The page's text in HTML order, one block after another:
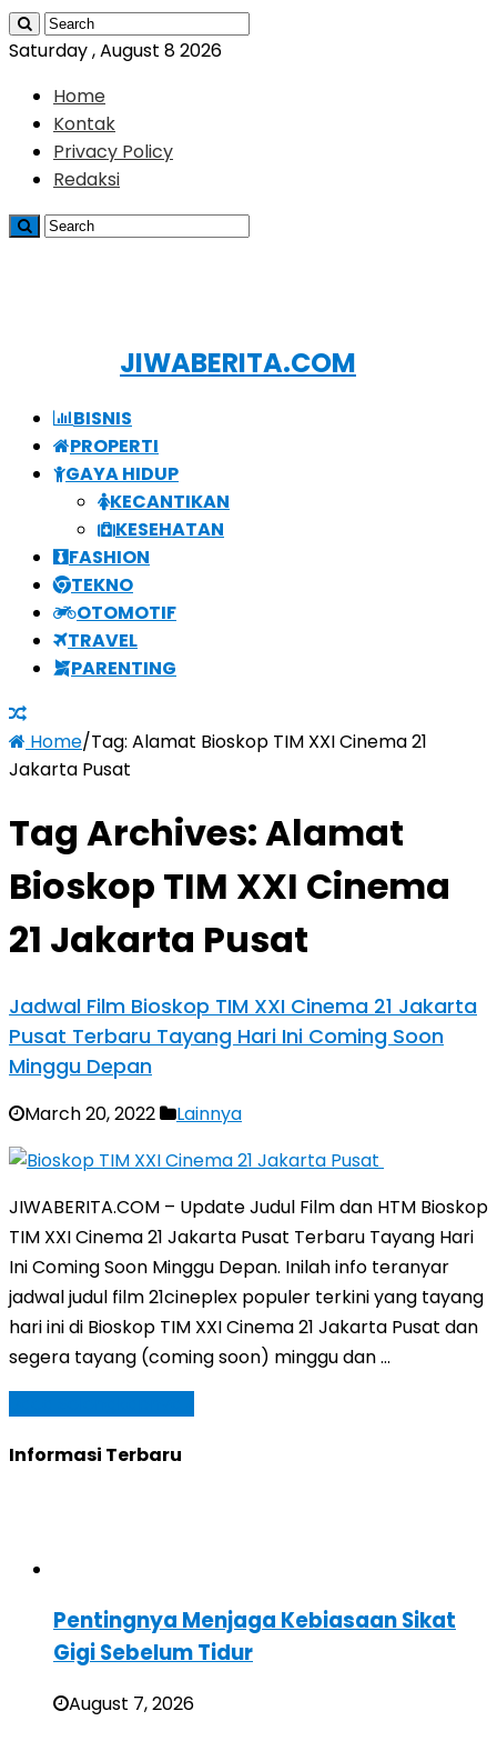
Saturday , August 8 2026
Home
Kontak
Privacy Policy
Redaksi
JIWABERITA.COM
BISNIS
PROPERTI
GAYA HIDUP
KECANTIKAN
KESEHATAN
FASHION
TEKNO
OTOMOTIF
TRAVEL
PARENTING
Home/Tag: Alamat Bioskop TIM XXI Cinema 21
Jakarta Pusat
Tag Archives:Alamat
Bioskop TIM XXI Cinema
21 Jakarta Pusat
Jadwal Film Bioskop TIM XXI Cinema 21 Jakarta
Pusat Terbaru Tayang Hari Ini Coming Soon
Minggu Depan
March 20, 2022 Lainnya
JIWABERITA.COM – Update Judul Film dan HTM Bioskop
TIM XXI Cinema 21 Jakarta Pusat Terbaru Tayang Hari
Ini Coming Soon Minggu Depan. Inilah info teranyar
jadwal judul film 21cineplex populer terkini yang tayang
hari ini di Bioskop TIM XXI Cinema 21 Jakarta Pusat dan
segera tayang (coming soon) minggu dan …
Informasi Terbaru
Pentingnya Menjaga Kebiasaan Sikat
Gigi Sebelum Tidur
August 7, 2026